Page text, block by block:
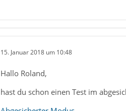
15. Januar 2018 um 10:48
Hallo Roland,
hast du schon einen Test im